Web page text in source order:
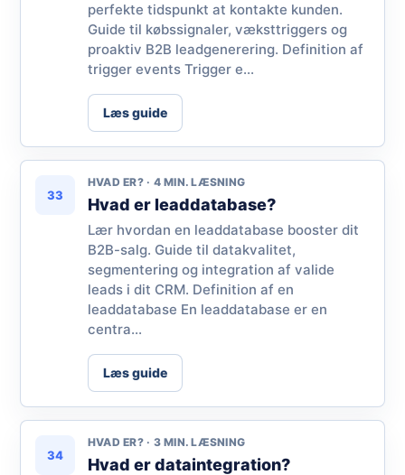
perfekte tidspunkt at kontakte kunden.
Guide til købssignaler, væksttriggers og
proaktiv B2B leadgenerering. Definition af
trigger events Trigger e...
Læs guide
33
HVAD ER? · 4 MIN. LÆSNING
Hvad er leaddatabase?
Lær hvordan en leaddatabase booster dit
B2B-salg. Guide til datakvalitet,
segmentering og integration af valide
leads i dit CRM. Definition af en
leaddatabase En leaddatabase er en
centra...
Læs guide
34
HVAD ER? · 3 MIN. LÆSNING
Hvad er dataintegration?